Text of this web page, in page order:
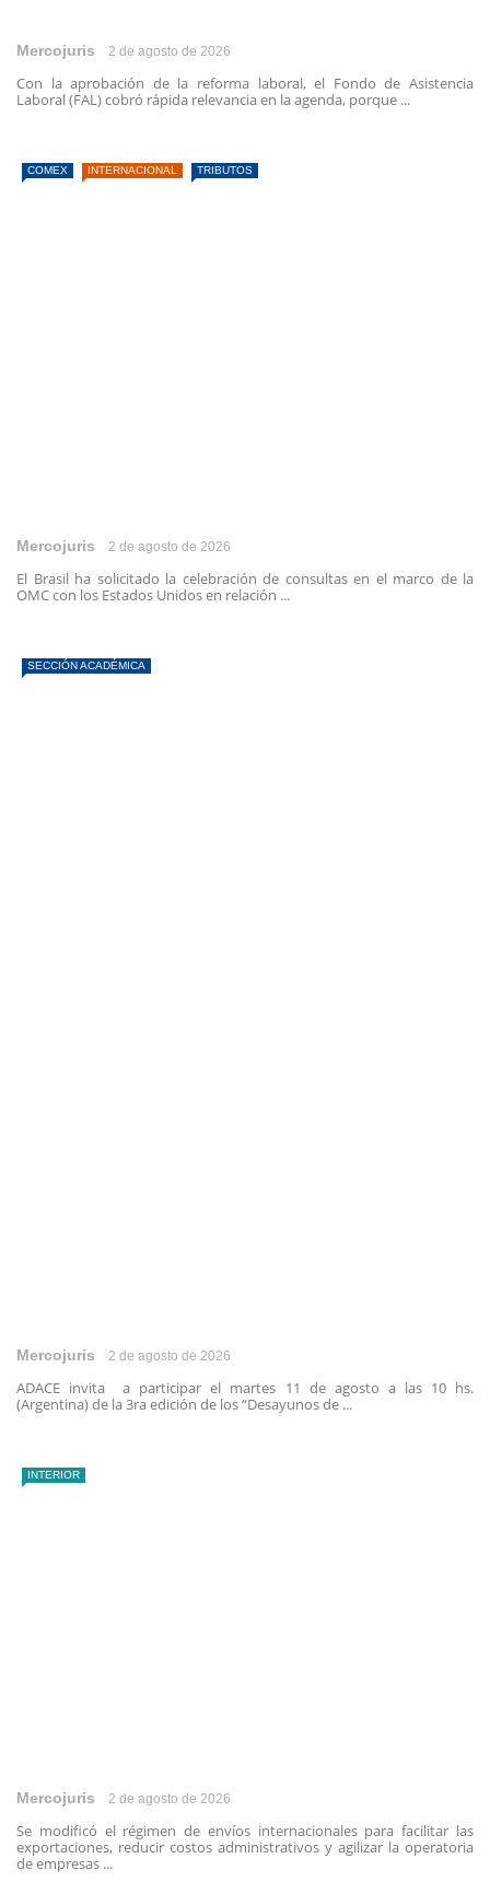
Mercojuris 2 de agosto de 2026
Con la aprobación de la reforma laboral, el Fondo de Asistencia
Laboral (FAL) cobró rápida relevancia en la agenda, porque ...
COMEX INTERNACIONAL TRIBUTOS
Mercojuris 2 de agosto de 2026
El Brasil ha solicitado la celebración de consultas en el marco de la
OMC con los Estados Unidos en relación ...
SECCIÓN ACADÉMICA
Mercojuris 2 de agosto de 2026
ADACE invita a participar el martes 11 de agosto a las 10 hs.
(Argentina) de la 3ra edición de los “Desayunos de ...
INTERIOR
Mercojuris 2 de agosto de 2026
Se modificó el régimen de envíos internacionales para facilitar las
exportaciones, reducir costos administrativos y agilizar la operatoria
de empresas ...